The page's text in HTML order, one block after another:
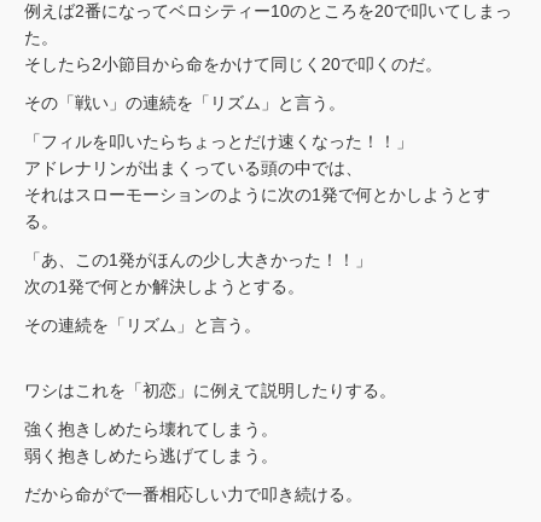
例えば2番になってベロシティー10のところを20で叩いてしまっ
た。
そしたら2小節目から命をかけて同じく20で叩くのだ。
その「戦い」の連続を「リズム」と言う。
「フィルを叩いたらちょっとだけ速くなった！！」
アドレナリンが出まくっている頭の中では、
それはスローモーションのように次の1発で何とかしようとす
る。
「あ、この1発がほんの少し大きかった！！」
次の1発で何とか解決しようとする。
その連続を「リズム」と言う。
ワシはこれを「初恋」に例えて説明したりする。
強く抱きしめたら壊れてしまう。
弱く抱きしめたら逃げてしまう。
だから命がで一番相応しい力で叩き続ける。